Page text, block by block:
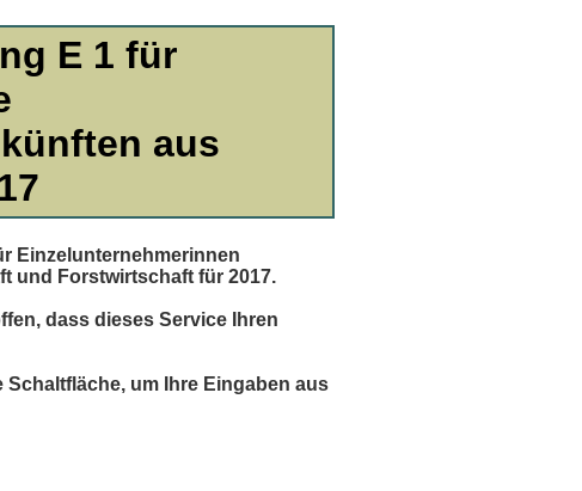
E 1 für
aus
Einzelunternehmerinnen
und Forstwirtschaft für 2017.
dass dieses Service Ihren
um Ihre Eingaben aus